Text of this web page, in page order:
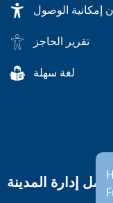
إمكانية الوصول
تقرير الحاجز
لغة سهلة
إدارة المدينة